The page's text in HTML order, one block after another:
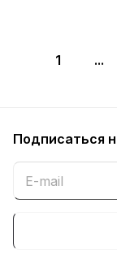
1 ...
Подписаться